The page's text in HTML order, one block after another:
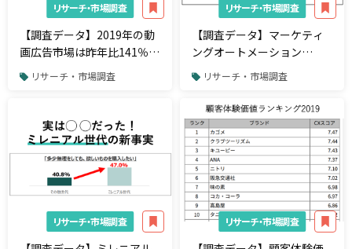
リサーチ・市場調査
【調査データ】2019年の動
画広告市場は昨年比141％・
2,592億円の見通し。2023
リサーチ・市場調査
リサーチ・市場調査
【調査データ】マーケティ
ングオートメーション
（MA）導入者の80%が効果
務フローの多さに不満も
リサーチ・市場調査
リサーチ・市場調査 リサーチ・市場調査